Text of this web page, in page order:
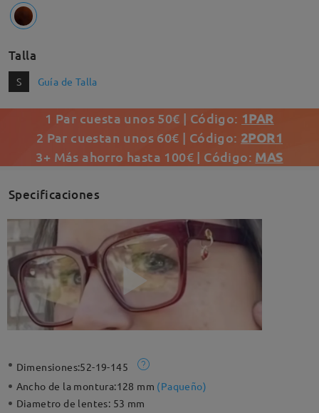
Talla
S Guía de Talla
1 Par cuesta unos 50€ | Código: 1PAR
2 Par cuestan unos 60€ | Código: 2POR1
3+ Más ahorro hasta 100€ | Código: MAS
Specificaciones
Dimensiones:52-19-145
Ancho de la montura:128 mm (Paqueño)
Diametro de lentes: 53 mm